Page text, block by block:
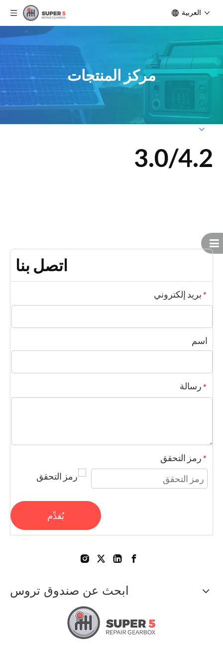
العربية
مركز المنتجات
3.0/4.2
اتصل بنا
*بريد إلكتروني
اسم
*رسالة
*رمز التحقق
يُقدِّم
ابحث عن صندوق تروس